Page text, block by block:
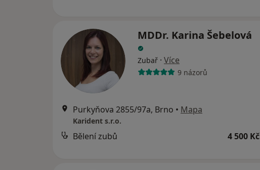
MDDr. Karina Šebelová
Zubař · Více
9 názorů
Purkyňova 2855/97a, Brno • Mapa
Karident s.r.o.
Bělení zubů 4 500 Kč